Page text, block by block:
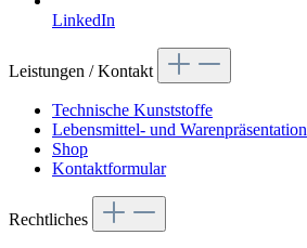
LinkedIn
Leistungen / Kontakt
Technische Kunststoffe
Lebensmittel- und Warenpräsentation
Shop
Kontaktformular
Rechtliches